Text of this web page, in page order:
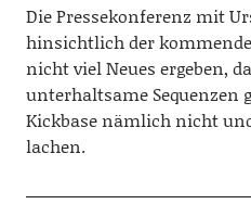
Die Pressekonferenz mit
hinsichtlich der
nicht viel Neues ergeben,
unterhaltsame Sequenzen
Kickbase nämlich nicht
lachen.